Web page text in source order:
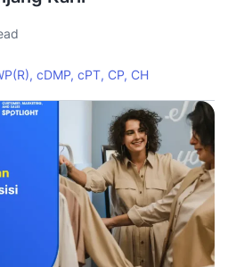
cDMP, cPT, CP, CH